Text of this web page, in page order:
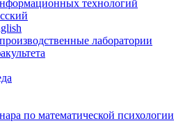
технологий
лаборатории
по математической психологии